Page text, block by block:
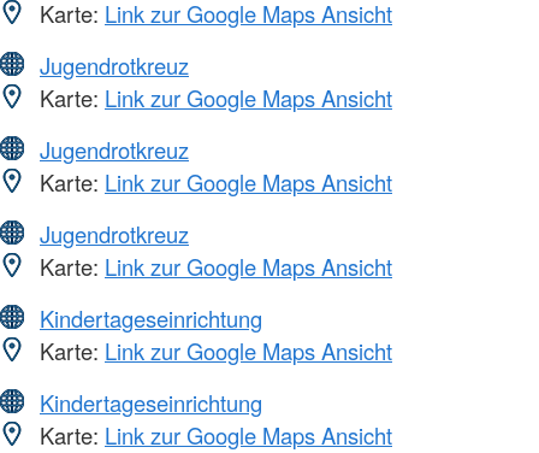
Karte: Link zur Google Maps Ansicht
Jugendrotkreuz
Karte: Link zur Google Maps Ansicht
Jugendrotkreuz
Karte: Link zur Google Maps Ansicht
Jugendrotkreuz
Karte: Link zur Google Maps Ansicht
Kindertageseinrichtung
Karte: Link zur Google Maps Ansicht
Kindertageseinrichtung
Karte: Link zur Google Maps Ansicht